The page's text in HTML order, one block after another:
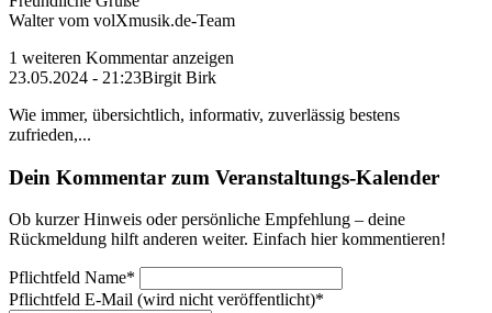
Walter vom volXmusik.de-Team
1 weiteren Kommentar anzeigen
23.05.2024 - 21:23Birgit Birk
Wie immer, übersichtlich, informativ, zuverlässig bestens
zufrieden,...
Dein Kommentar zum Veranstaltungs-Kalender
Ob kurzer Hinweis oder persönliche Empfehlung – deine
Rückmeldung hilft anderen weiter. Einfach hier kommentieren!
Pflichtfeld Name*
Pflichtfeld E-Mail (wird nicht veröffentlicht)*